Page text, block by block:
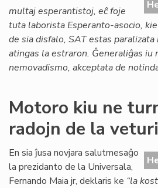
multaj esperantistoj, eĉ foje
tuta laborista Esperanto-asocio,
de sia disfalo, SAT estas
atingas la estraron. Ĝeneraliĝas iu
nemovadismo, akceptata de
Motoro kiu ne
radojn de la
En sia ĵusa novjara salutmesaĝo
la prezidanto de la Universala,
Fernando Maia jr, deklaris ke “la